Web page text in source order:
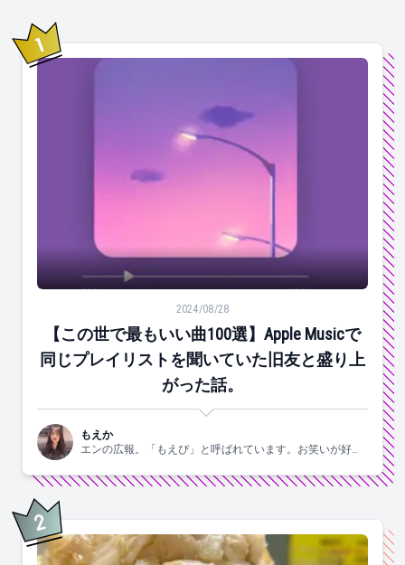
1位
【この世で最もいい曲100選】Apple Musicで同じプレ
2024/08/28
【この世で最もいい曲100選】Apple Musicで
同じプレイリストを聞いていた旧友と盛り上
がった話。
もえか
エンの広報。「もえぴ」と呼ばれています。お笑いが好
2位